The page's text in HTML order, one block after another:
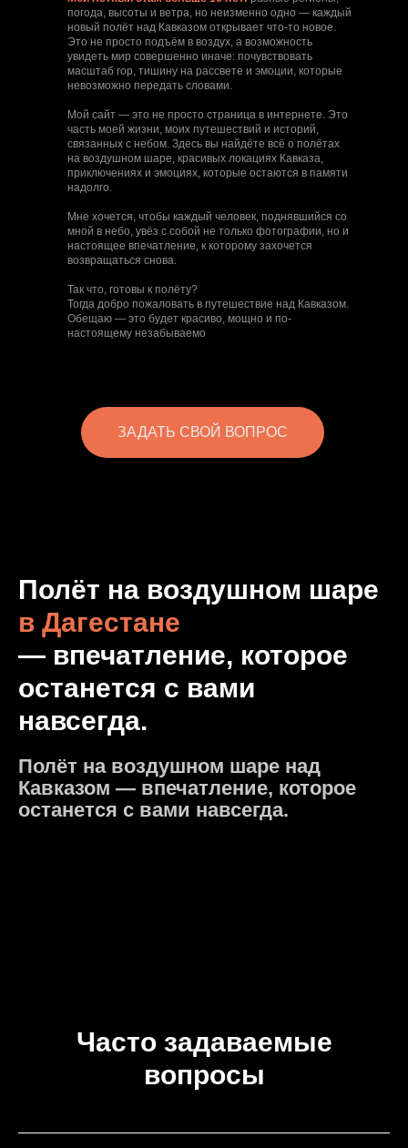
погода, высоты и ветра, но неизменно одно — каждый
новый полёт над Кавказом открывает что-то новое.
Это не просто подъём в воздух, а возможность
увидеть мир совершенно иначе: почувствовать
масштаб гор, тишину на рассвете и эмоции, которые
невозможно передать словами.
Мой сайт — это не просто страница в интернете. Это
часть моей жизни, моих путешествий и историй,
связанных с небом. Здесь вы найдёте всё о полётах
на воздушном шаре, красивых локациях Кавказа,
приключениях и эмоциях, которые остаются в памяти
надолго.
Мне хочется, чтобы каждый человек, поднявшийся со
мной в небо, увёз с собой не только фотографии, но и
настоящее впечатление, к которому захочется
возвращаться снова.
Так что, готовы к полёту?
Тогда добро пожаловать в путешествие над Кавказом.
Обещаю — это будет красиво, мощно и по-
настоящему незабываемо
ЗАДАТЬ СВОЙ ВОПРОС
Полёт на воздушном шаре
в Дагестане
— впечатление, которое
останется с вами
навсегда.
Полёт на воздушном шаре над
Кавказом — впечатление, которое
останется с вами навсегда.
Часто задаваемые
вопросы